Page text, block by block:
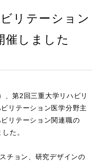
リテーション
催しました
第2回三重大学リハビリ
リテーション医学分野主
リテーション関連職の
た。
チョン、研究デザインの